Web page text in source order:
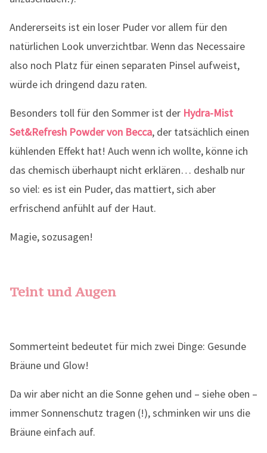
Andererseits ist ein loser Puder vor allem für den
natürlichen Look unverzichtbar. Wenn das Necessaire
also noch Platz für einen separaten Pinsel aufweist,
würde ich dringend dazu raten.
Besonders toll für den Sommer ist der Hydra-Mist
Set&Refresh Powder von Becca, der tatsächlich einen
kühlenden Effekt hat! Auch wenn ich wollte, könne ich
das chemisch überhaupt nicht erklären… deshalb nur
so viel: es ist ein Puder, das mattiert, sich aber
erfrischend anfühlt auf der Haut.
Magie, sozusagen!
Teint und Augen
Sommerteint bedeutet für mich zwei Dinge: Gesunde
Bräune und Glow!
Da wir aber nicht an die Sonne gehen und – siehe oben –
immer Sonnenschutz tragen (!), schminken wir uns die
Bräune einfach auf.